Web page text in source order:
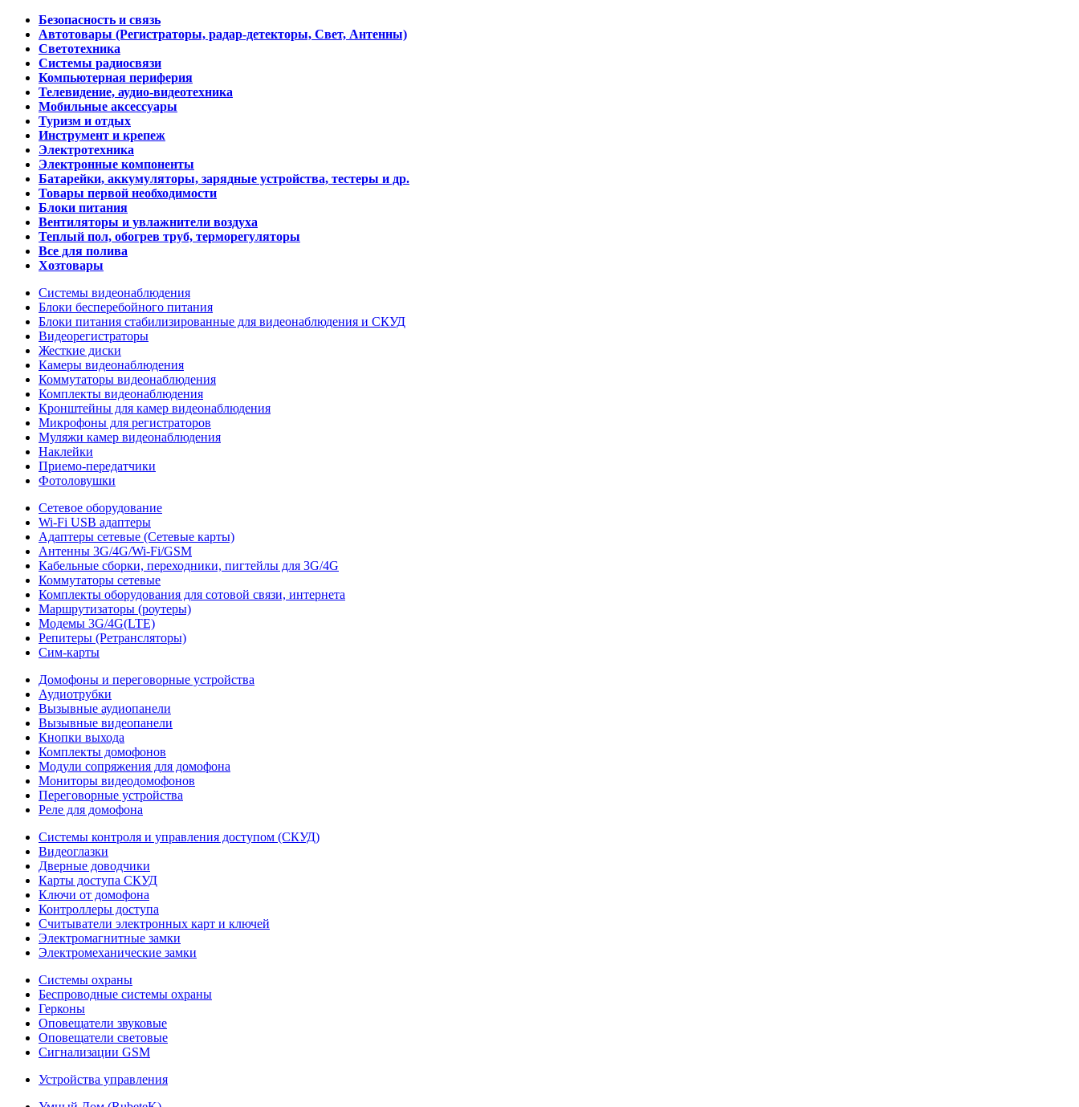
Безопасность и связь
Автотовары (Регистраторы, радар-детекторы, Свет, Антенны)
Светотехника
Системы радиосвязи
Компьютерная периферия
Телевидение, аудио-видеотехника
Мобильные аксессуары
Туризм и отдых
Инструмент и крепеж
Электротехника
Электронные компоненты
Батарейки, аккумуляторы, зарядные устройства, тестеры и др.
Товары первой необходимости
Блоки питания
Вентиляторы и увлажнители воздуха
Теплый пол, обогрев труб, терморегуляторы
Все для полива
Хозтовары
Системы видеонаблюдения
Блоки бесперебойного питания
Блоки питания стабилизированные для видеонаблюдения и СКУД
Видеорегистраторы
Жесткие диски
Камеры видеонаблюдения
Коммутаторы видеонаблюдения
Комплекты видеонаблюдения
Кронштейны для камер видеонаблюдения
Микрофоны для регистраторов
Муляжи камер видеонаблюдения
Наклейки
Приемо-передатчики
Фотоловушки
Сетевое оборудование
Wi-Fi USB адаптеры
Адаптеры сетевые (Сетевые карты)
Антенны 3G/4G/Wi-Fi/GSM
Кабельные сборки, переходники, пигтейлы для 3G/4G
Коммутаторы сетевые
Комплекты оборудования для сотовой связи, интернета
Маршрутизаторы (роутеры)
Модемы 3G/4G(LTE)
Репитеры (Ретрансляторы)
Сим-карты
Домофоны и переговорные устройства
Аудиотрубки
Вызывные аудиопанели
Вызывные видеопанели
Кнопки выхода
Комплекты домофонов
Модули сопряжения для домофона
Мониторы видеодомофонов
Переговорные устройства
Реле для домофона
Системы контроля и управления доступом (СКУД)
Видеоглазки
Дверные доводчики
Карты доступа СКУД
Ключи от домофона
Контроллеры доступа
Считыватели электронных карт и ключей
Электромагнитные замки
Электромеханические замки
Системы охраны
Беспроводные системы охраны
Герконы
Оповещатели звуковые
Оповещатели световые
Сигнализации GSM
Устройства управления